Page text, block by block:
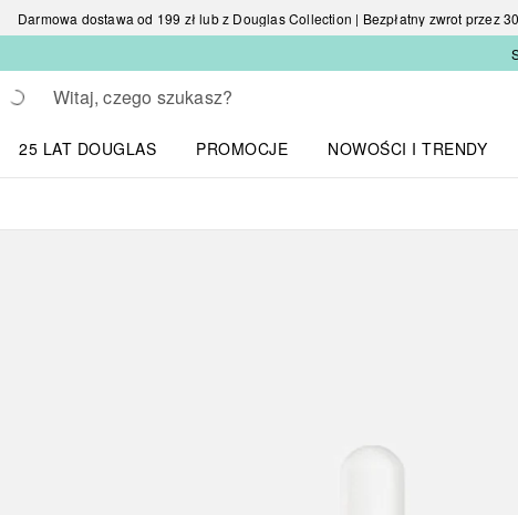
Darmowa dostawa od 199 zł lub z Douglas Collection | Bezpłatny zwrot przez
Wracać
Wykonaj wyszukiwanie
25 LAT DOUGLAS
PROMOCJE
NOWOŚCI I TRENDY